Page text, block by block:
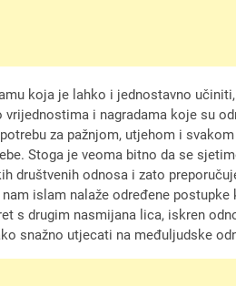
koja je lahko i jednostavno
vrijednostima i nagradama koje su
za pažnjom, utjehom i
Stoga je veoma bitno da se
društvenih odnosa i zato
islam nalaže određene
s drugim nasmijana lica, iskren
snažno utjecati na međuljudske